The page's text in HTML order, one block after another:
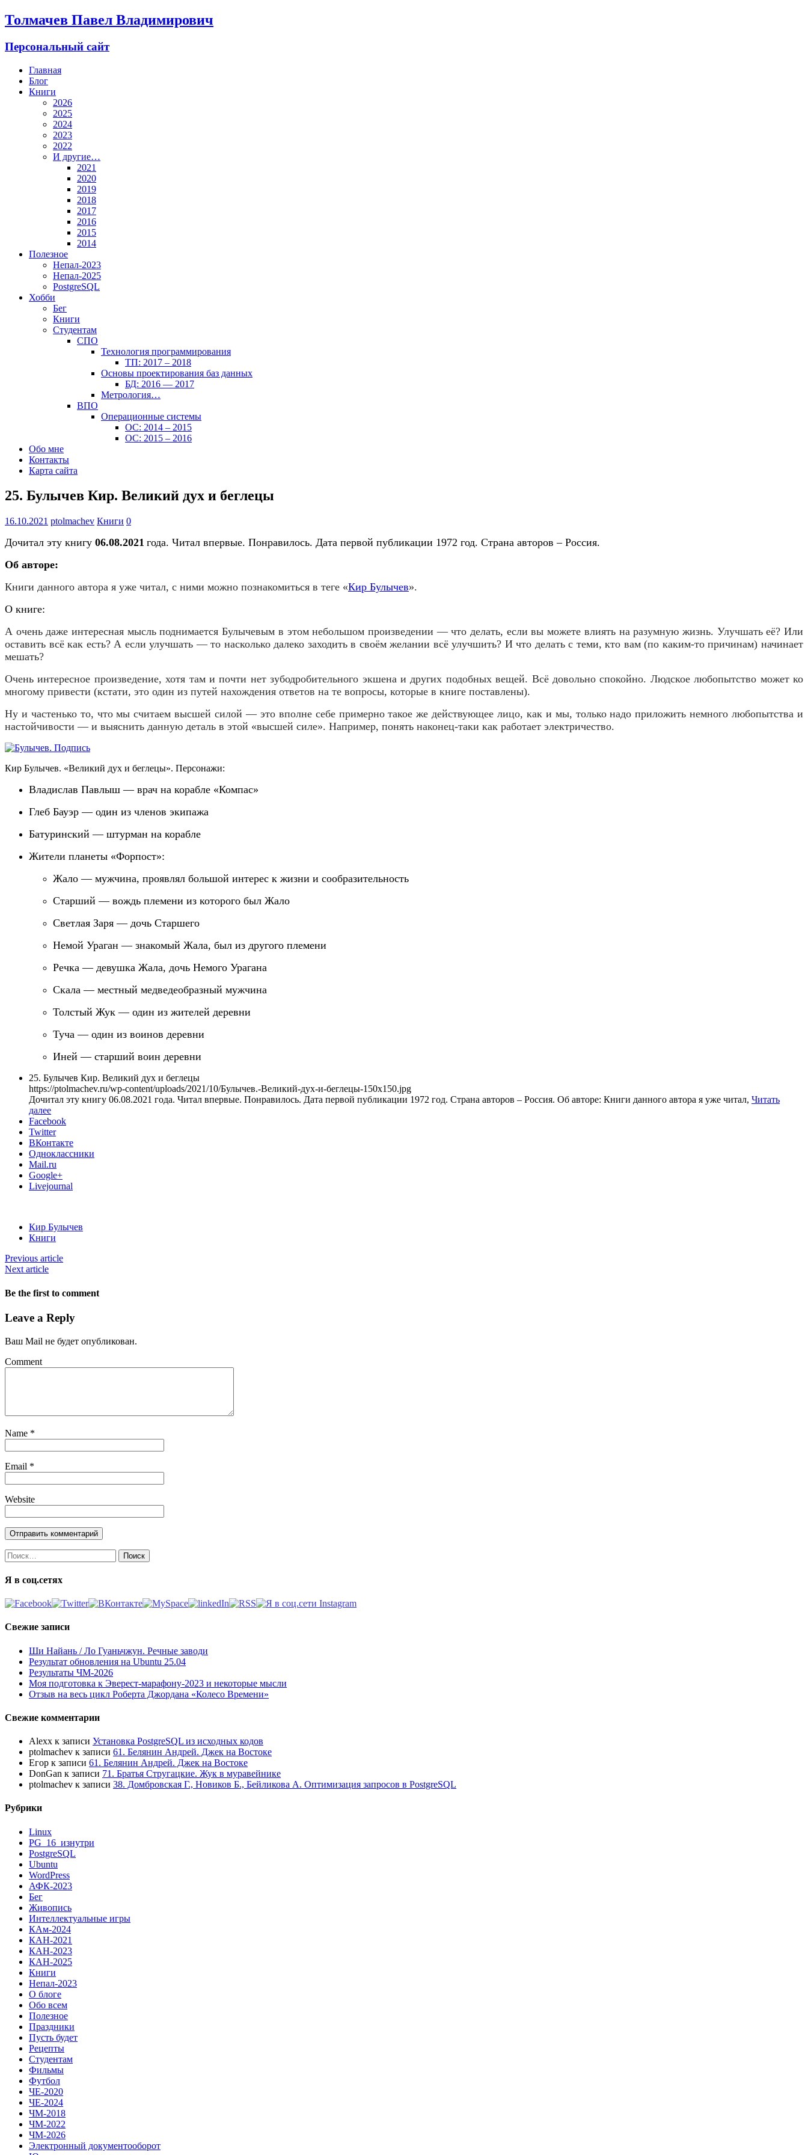
Толмачев Павел Владимирович
Персональный сайт
Главная
Блог
Книги
2026
2025
2024
2023
2022
И другие…
2021
2020
2019
2018
2017
2016
2015
2014
Полезное
Непал-2023
Непал-2025
PostgreSQL
Хобби
Бег
Книги
Студентам
СПО
Технология программирования
ТП: 2017 – 2018
Основы проектирования баз данных
БД: 2016 — 2017
Метрология…
ВПО
Операционные системы
ОС: 2014 – 2015
ОС: 2015 – 2016
Обо мне
Контакты
Карта сайта
25. Булычев Кир. Великий дух и беглецы
16.10.2021 ptolmachev Книги 0
Дочитал эту книгу 06.08.2021 года. Читал впервые. Понравилось. Дата первой публикации 1972 год. Страна авторов – Россия.
Об авторе:
Книги данного автора я уже читал, с ними можно познакомиться в теге «Кир Булычев».
О книге:
А очень даже интересная мысль поднимается Булычевым в этом небольшом произведении — что делать, если вы можете влиять на разумную жизнь. Улучшать её? Или
оставить всё как есть? А если улучшать — то насколько далеко заходить в своём желании всё улучшить? И что делать с теми, кто вам (по каким-то причинам) начинает
мешать?
Очень интересное произведение, хотя там и почти нет зубодробительного экшена и других подобных вещей. Всё довольно спокойно. Людское любопытство может ко
многому привести (кстати, это один из путей нахождения ответов на те вопросы, которые в книге поставлены).
Ну и частенько то, что мы считаем высшей силой — это вполне себе примерно такое же действующее лицо, как и мы, только надо приложить немного любопытства и
настойчивости — и выяснить данную деталь в этой «высшей силе». Например, понять наконец-таки как работает электричество.
Кир Булычев. «Великий дух и беглецы». Персонажи:
Владислав Павлыш — врач на корабле «Компас»
Глеб Бауэр — один из членов экипажа
Батуринский — штурман на корабле
Жители планеты «Форпост»:
Жало — мужчина, проявлял большой интерес к жизни и сообразительность
Старший — вождь племени из которого был Жало
Светлая Заря — дочь Старшего
Немой Ураган — знакомый Жала, был из другого племени
Речка — девушка Жала, дочь Немого Урагана
Скала — местный медведеобразный мужчина
Толстый Жук — один из жителей деревни
Туча — один из воинов деревни
Иней — старший воин деревни
25. Булычев Кир. Великий дух и беглецы
https://ptolmachev.ru/wp-content/uploads/2021/10/Булычев.-Великий-дух-и-беглецы-150x150.jpg
Дочитал эту книгу 06.08.2021 года. Читал впервые. Понравилось. Дата первой публикации 1972 год. Страна авторов – Россия. Об авторе: Книги данного автора я уже читал, Читать
далее
Facebook
Twitter
ВКонтакте
Одноклассники
Mail.ru
Google+
Livejournal
Кир Булычев
Книги
Previous article
Next article
Be the first to comment
Leave a Reply
Ваш Mail не будет опубликован.
Comment
Name *
Email *
Website
Найти:
Я в соц.сетях
Свежие записи
Ши Найань / Ло Гуаньчжун. Речные заводи
Результат обновления на Ubuntu 25.04
Результаты ЧМ-2026
Моя подготовка к Эверест-марафону-2023 и некоторые мысли
Отзыв на весь цикл Роберта Джордана «Колесо Времени»
Свежие комментарии
Alexx к записи Установка PostgreSQL из исходных кодов
ptolmachev к записи 61. Белянин Андрей. Джек на Востоке
Егор к записи 61. Белянин Андрей. Джек на Востоке
DonGan к записи 71. Братья Стругацкие. Жук в муравейнике
ptolmachev к записи 38. Домбровская Г., Новиков Б., Бейликова А. Оптимизация запросов в PostgreSQL
Рубрики
Linux
PG_16_изнутри
PostgreSQL
Ubuntu
WordPress
АФК-2023
Бег
Живопись
Интеллектуальные игры
КАм-2024
КАН-2021
КАН-2023
КАН-2025
Книги
Непал-2023
О блоге
Обо всем
Полезное
Праздники
Пусть будет
Рецепты
Студентам
Фильмы
Футбол
ЧЕ-2020
ЧЕ-2024
ЧМ-2018
ЧМ-2022
ЧМ-2026
Электронный документооборот